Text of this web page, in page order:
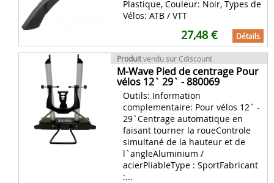
Plastique, Couleur: Noir, Types de
Vélos: ATB / VTT
27,48 € Détails
Produitvendu sur Cdiscount
M-Wave Pied de centrage Pour
vélos 12` 29` - 880069
Outils: Information
complementaire: Pour vélos 12` -
29`Centrage automatique en
faisant tourner la roueControle
simultané de la hauteur et de
l`angleAluminium /
acierPliableType : SportFabricant
:...